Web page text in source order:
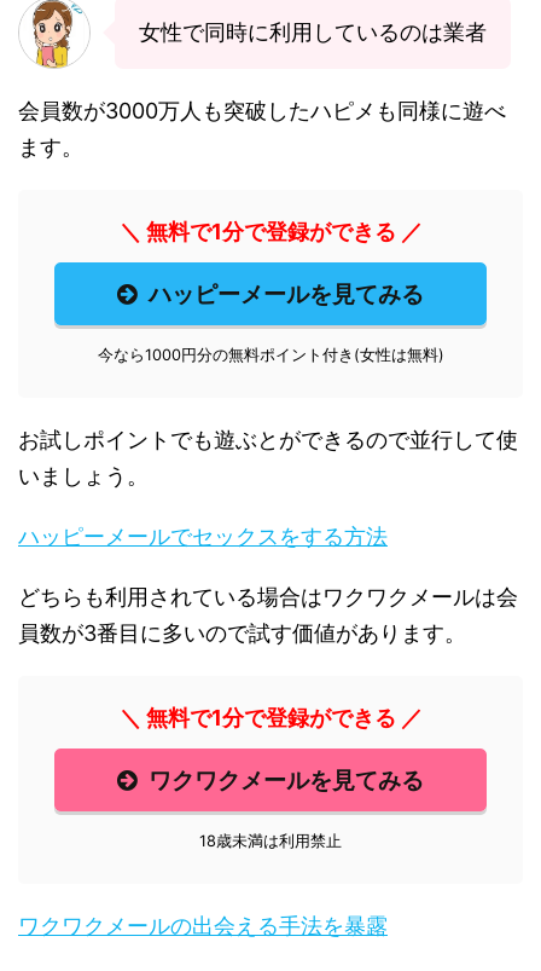
女性で同時に利用しているのは業者
会員数が3000万人も突破したハピメも同様に遊べ
ます。
＼ 無料で1分で登録ができる ／
ハッピーメールを見てみる
今なら1000円分の無料ポイント付き(女性は無料)
お試しポイントでも遊ぶとができるので並行して使
いましょう。
ハッピーメールでセックスをする方法
どちらも利用されている場合はワクワクメールは会
員数が3番目に多いので試す価値があります。
＼ 無料で1分で登録ができる ／
ワクワクメールを見てみる
18歳未満は利用禁止
ワクワクメールの出会える手法を暴露